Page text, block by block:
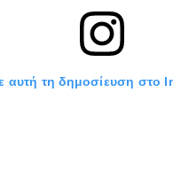
αυτή τη δημοσίευση στο